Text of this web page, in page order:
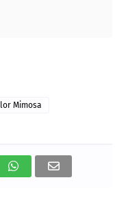
Mimosa